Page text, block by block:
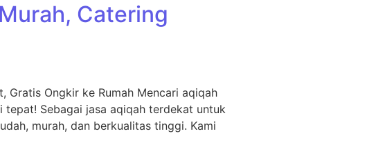
Catering
Gratis Ongkir ke Rumah Mencari aqiqah
tepat! Sebagai jasa aqiqah terdekat untuk
murah, dan berkualitas tinggi. Kami